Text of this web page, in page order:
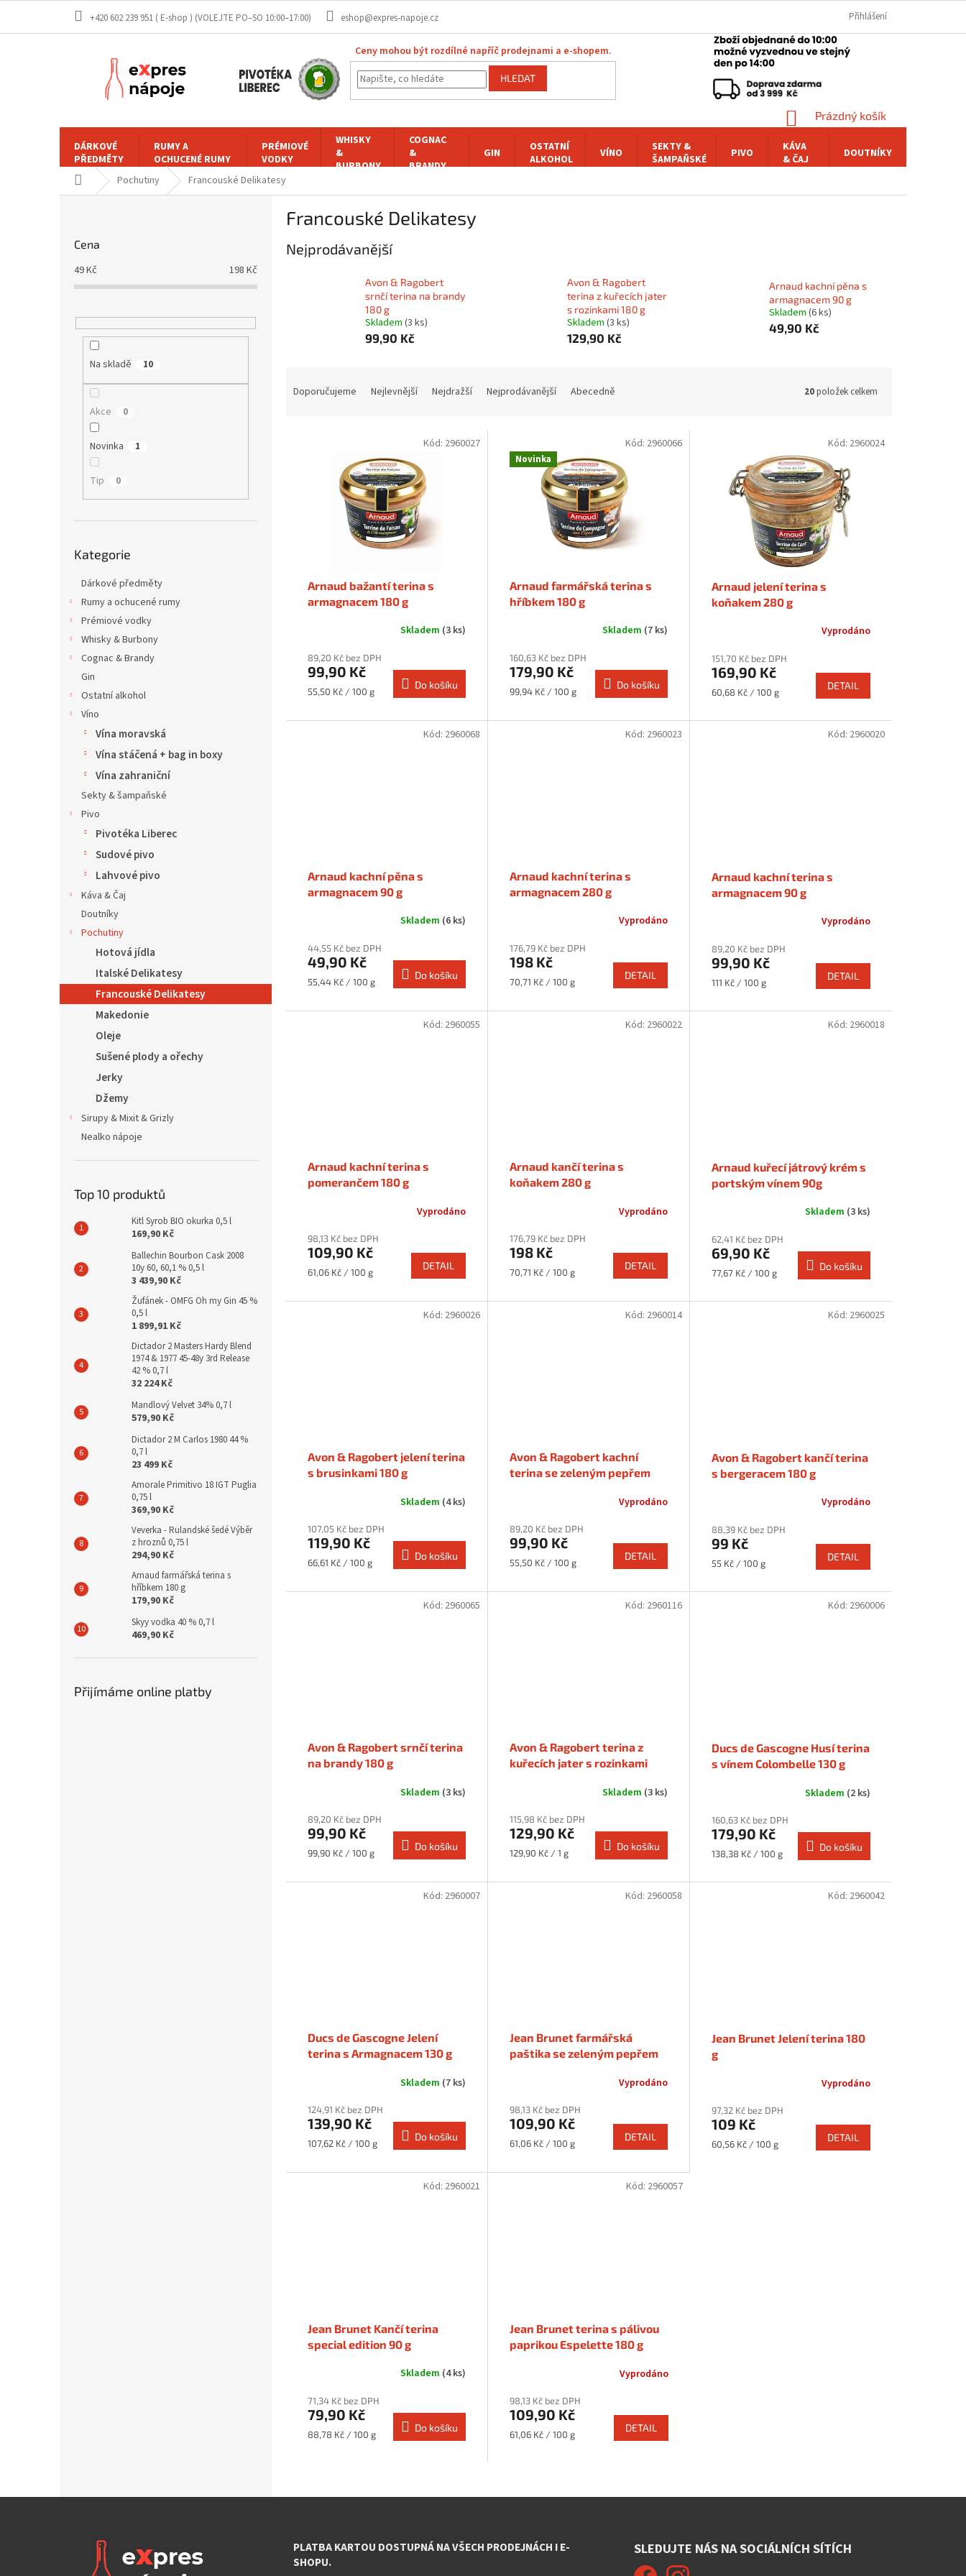
obsah
+420 602 239 951 ( E-shop ) eshop@expres-napoje.cz Přihlášení
Ceny mohou být rozdílné napříč prodejnami a e-shopem.
HLEDAT
NÁKUPNÍ
KOŠÍK
Prázdný košík
DÁRKOVÉ
PŘEDMĚTY
RUMY A
OCHUCENÉ RUMY
PRÉMIOVÉ
VODKY
WHISKY
&
BURBONY
COGNAC
&
BRANDY
GIN
OSTATNÍ
ALKOHOL
VÍNO
SEKTY &
ŠAMPAŇSKÉ
PIVO
KÁVA
& ČAJ
DOUTNÍKY
Domů Pochutiny Francouské Delikatesy
Cena
49Kč 198 Kč
Na skladě 10
Akce 0
Novinka 1
Tip 0
kategorie
Kategorie
Dárkové předměty
Rumy a ochucené rumy
Prémiové vodky
Whisky & Burbony
Cognac & Brandy
Gin
Ostatní alkohol
Víno
Vína moravská
Vína stáčená + bag in boxy
Vína zahraniční
Sekty & šampaňské
Pivo
Pivotéka Liberec
Sudové pivo
Lahvové pivo
Káva & Čaj
Doutníky
Pochutiny
Hotová jídla
Italské Delikatesy
Francouské Delikatesy
Makedonie
Oleje
Sušené plody a ořechy
Jerky
Džemy
Sirupy & Mixit & Grizly
Nealko nápoje
Top 10 produktů
Kitl Syrob BIO okurka 0,5 l
169,90 Kč
Ballechin Bourbon Cask 2008
10y 60, 60,1 % 0,5 l
3 439,90 Kč
Žufánek - OMFG Oh my Gin 45 %
0,5 l
1 899,91 Kč
Dictador 2 Masters Hardy Blend
1974 & 1977 45-48y 3rd Release
42 % 0,7 l
32 224 Kč
Mandlový Velvet 34% 0,7 l
579,90 Kč
Dictador 2 M Carlos 1980 44 %
0,7 l
23 499 Kč
Amorale Primitivo 18 IGT Puglia
0,75 l
369,90 Kč
Veverka - Rulandské šedé Výběr
z hroznů 0,75 l
294,90 Kč
Arnaud farmářská terina s
hříbkem 180 g
179,90 Kč
Skyy vodka 40 % 0,7 l
469,90 Kč
Přijímáme online platby
Francouské Delikatesy
Nejprodávanější
Avon & Ragobert
srnčí terina na brandy
180 g
Skladem (3 ks)
99,90 Kč
Avon & Ragobert
terina z kuřecích jater
s rozinkami 180 g
Skladem (3 ks)
129,90 Kč
Arnaud kachní pěna s
armagnacem 90 g
Skladem (6 ks)
49,90 Kč
Doporučujeme Nejlevnější Nejdražší Nejprodávanější Abecedně 20položek celkem
Arnaud bažantí terina s
armagnacem 180 g
Skladem (3 ks)
89,20 Kč bez DPH
99,90 Kč
Měrná
55,50 Kč / 100 g
Do košíku
Kód: 2960027
Novinka
Arnaud farmářská terina s
hříbkem 180 g
Skladem (7 ks)
160,63 Kč bez DPH
179,90 Kč
Měrná
99,94 Kč / 100 g
Do košíku
Kód: 2960066
Arnaud jelení terina s
koňakem 280 g
Vyprodáno
151,70 Kč bez DPH
169,90 Kč
Měrná
60,68 Kč / 100 g
DETAIL
Kód: 2960024
Arnaud kachní pěna s
armagnacem 90 g
Skladem (6 ks)
44,55 Kč bez DPH
49,90 Kč
Měrná
55,44 Kč / 100 g
Do košíku
Kód: 2960068
Arnaud kachní terina s
armagnacem 280 g
Vyprodáno
176,79 Kč bez DPH
198 Kč
Měrná
70,71 Kč / 100 g
DETAIL
Kód: 2960023
Arnaud kachní terina s
armagnacem 90 g
Vyprodáno
89,20 Kč bez DPH
99,90 Kč
Měrná
111 Kč / 100 g
DETAIL
Kód: 2960020
Arnaud kachní terina s
pomerančem 180 g
Vyprodáno
98,13 Kč bez DPH
109,90 Kč
Měrná
61,06 Kč / 100 g
DETAIL
Kód: 2960055
Arnaud kančí terina s
koňakem 280 g
Vyprodáno
176,79 Kč bez DPH
198 Kč
Měrná
70,71 Kč / 100 g
DETAIL
Kód: 2960022
Arnaud kuřecí játrový krém s
portským vínem 90g
Skladem (3 ks)
62,41 Kč bez DPH
69,90 Kč
Měrná
77,67 Kč / 100 g
Do košíku
Kód: 2960018
Avon & Ragobert jelení terina
s brusinkami 180 g
Skladem (4 ks)
107,05 Kč bez DPH
119,90 Kč
Měrná
66,61 Kč / 100 g
Do košíku
Kód: 2960026
Avon & Ragobert kachní
terina se zeleným pepřem
Vyprodáno
89,20 Kč bez DPH
99,90 Kč
Měrná
55,50 Kč / 100 g
DETAIL
Kód: 2960014
Avon & Ragobert kančí terina
s bergeracem 180 g
Vyprodáno
88,39 Kč bez DPH
99 Kč
Měrná
55 Kč / 100 g
DETAIL
Kód: 2960025
Avon & Ragobert srnčí terina
na brandy 180 g
Skladem (3 ks)
89,20 Kč bez DPH
99,90 Kč
Měrná
99,90 Kč / 100 g
Do košíku
Kód: 2960065
Avon & Ragobert terina z
kuřecích jater s rozinkami
Skladem (3 ks)
115,98 Kč bez DPH
129,90 Kč
Měrná
129,90 Kč / 1 g
Do košíku
Kód: 2960116
Ducs de Gascogne Husí terina
s vínem Colombelle 130 g
Skladem (2 ks)
160,63 Kč bez DPH
179,90 Kč
Měrná
138,38 Kč / 100 g
Do košíku
Kód: 2960006
Ducs de Gascogne Jelení
terina s Armagnacem 130 g
Skladem (7 ks)
124,91 Kč bez DPH
139,90 Kč
Měrná
107,62 Kč / 100 g
Do košíku
Kód: 2960007
Jean Brunet farmářská
paštika se zeleným pepřem
Vyprodáno
98,13 Kč bez DPH
109,90 Kč
Měrná
61,06 Kč / 100 g
DETAIL
Kód: 2960058
Jean Brunet Jelení terina 180
g
Vyprodáno
97,32 Kč bez DPH
109 Kč
Měrná
60,56 Kč / 100 g
DETAIL
Kód: 2960042
Jean Brunet Kančí terina
special edition 90 g
Skladem (4 ks)
71,34 Kč bez DPH
79,90 Kč
Měrná
88,78 Kč / 100 g
Do košíku
Kód: 2960021
Jean Brunet terina s pálivou
paprikou Espelette 180 g
Vyprodáno
98,13 Kč bez DPH
109,90 Kč
Měrná
61,06 Kč / 100 g
DETAIL
Kód: 2960057
v
PLATBA KARTOU DOSTUPNÁ NA VŠECH PRODEJNÁCH I E-
SHOPU.
SLEDUJTE NÁS NA SOCIÁLNÍCH SÍTÍCH